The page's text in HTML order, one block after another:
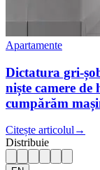
Apartamente
Dictatura gri-
niște camere de
cumpărăm
Citește articolul →
Distribuie